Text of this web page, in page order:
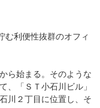
む利便性抜群のオフィ
ら始まる。そのような
、「ＳＴ小石川ビル」
川２丁目に位置し、そ